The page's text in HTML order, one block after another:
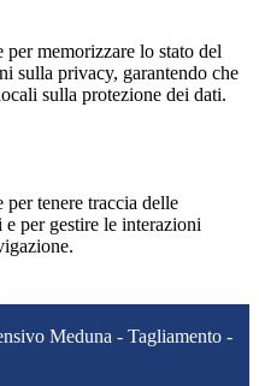
memorizzare lo stato del
sulla privacy, garantendo che
sulla protezione dei dati.
tenere traccia delle
per gestire le interazioni
Meduna - Tagliamento -